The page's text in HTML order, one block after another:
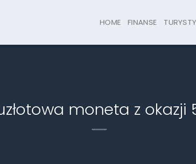
HOME FINANSE
moneta z okazji